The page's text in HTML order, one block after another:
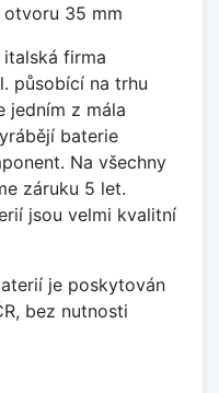
35 mm
firma
působící na trhu
jedním z mála
baterie
Na všechny
záruku 5 let.
jsou velmi kvalitní
je poskytován
bez nutnosti